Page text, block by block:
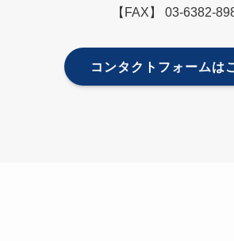
【FAX】 03-6382-
コンタクトフォームは